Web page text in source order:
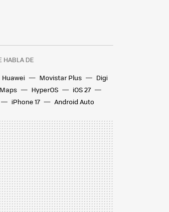
HABLA DE
Huawei Movistar Plus
Digi
HyperOS
iOS 27
iPhone 17 Android Auto